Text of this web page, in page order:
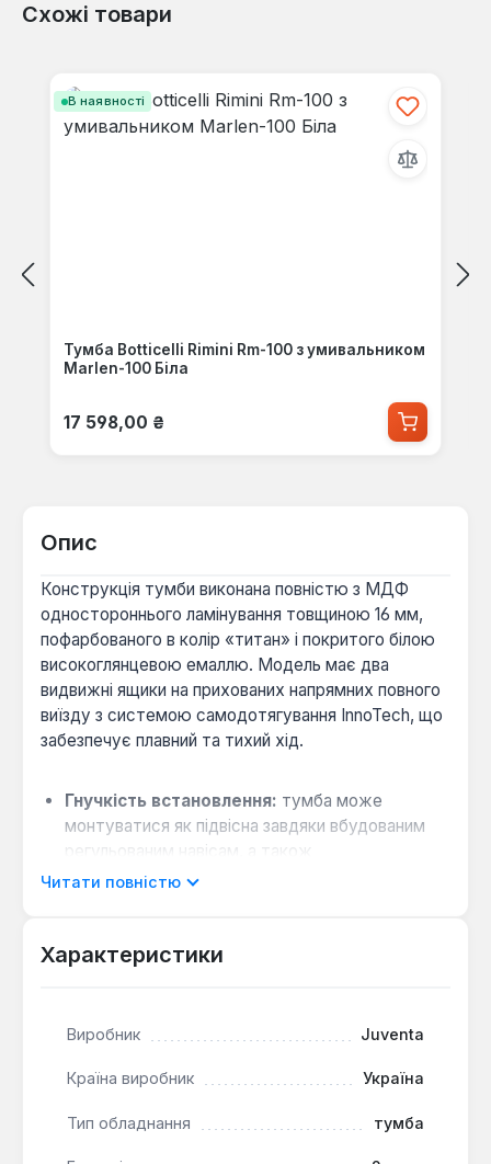
Схожі товари
В наявності
Тумба Botticelli Rimini Rm-100 з умивальником
Marlen-100 Біла
Звичайна ціна:
17 598,00 ₴
Опис
Конструкція тумби виконана повністю з МДФ
одностороннього ламінування товщиною 16 мм,
пофарбованого в колір «титан» і покритого білою
високоглянцевою емаллю. Модель має два
видвижні ящики на прихованих напрямних повного
виїзду з системою самодотягування InnoTech, що
забезпечує плавний та тихий хід.
Гнучкість встановлення: тумба може
монтуватися як підвісна завдяки вбудованим
регульованим навісам, а також
встановлюватися на хромовані ніжки у
передбачене технологічне отвір для
разом з керамічним умивальником Soft-80, який
Тумба з умивальником призначена для
Читати повністю
Характеристики
Виробник Juventa
Країна виробник Україна
Тип обладнання тумба